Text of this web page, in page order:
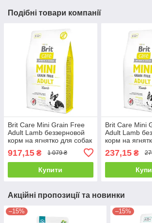
Подібні товари компанії
Brit Care Mini Grain Free
Adult Lamb беззерновой
корм на ягнятко для собак
917,15 ₴ 1 079 ₴
Купити
Brit Care Mini
Adult Lamb
корм на
мініатюрних
237,15₴
Акційні пропозиції та новинки
–15% –15%